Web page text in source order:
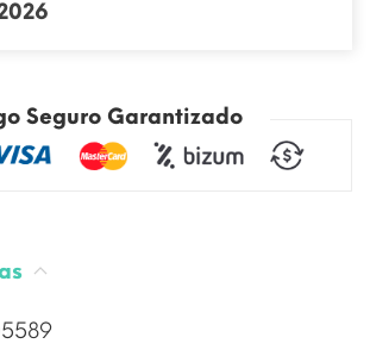
Seguro Garantizado